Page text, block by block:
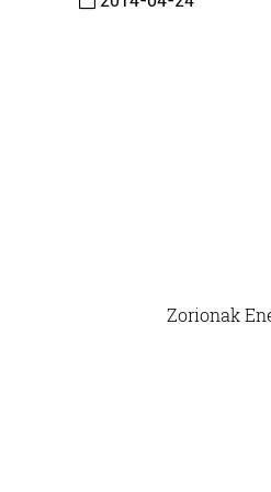
Zorionak